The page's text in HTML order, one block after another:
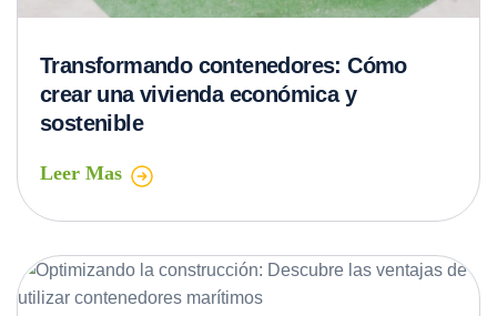
Transformando contenedores: Cómo
crear una vivienda económica y
sostenible
Leer Mas